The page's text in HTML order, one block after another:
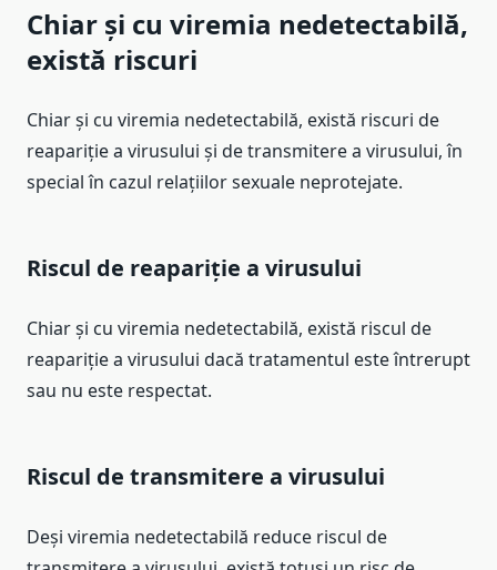
Chiar și cu viremia nedetectabilă,
există riscuri
Chiar și cu viremia nedetectabilă, există riscuri de
reapariție a virusului și de transmitere a virusului, în
special în cazul relațiilor sexuale neprotejate.
Riscul de reapariție a virusului
Chiar și cu viremia nedetectabilă, există riscul de
reapariție a virusului dacă tratamentul este întrerupt
sau nu este respectat.
Riscul de transmitere a virusului
Deși viremia nedetectabilă reduce riscul de